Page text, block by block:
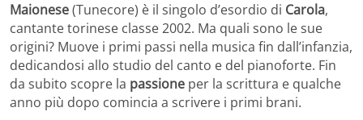
Maionese(Tunecore) è il singolo d’esordio di Carola,
cantante torinese classe 2002. Ma quali sono le sue
origini? Muove i primi passi nella musica fin dall’infanzia,
dedicandosi allo studio del canto e del pianoforte. Fin
da subito scopre la passione per la scrittura e qualche
anno più dopo comincia a scrivere i primi brani.